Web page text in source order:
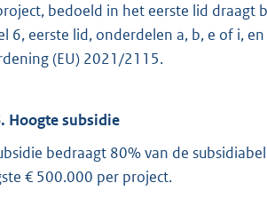
bedoeld in het eerste lid draagt
6, eerste lid, onderdelen a, b, e of i,
(EU) 2021/2115.
Hoogte subsidie
bedraagt 80% van de
€ 500.000 per project.